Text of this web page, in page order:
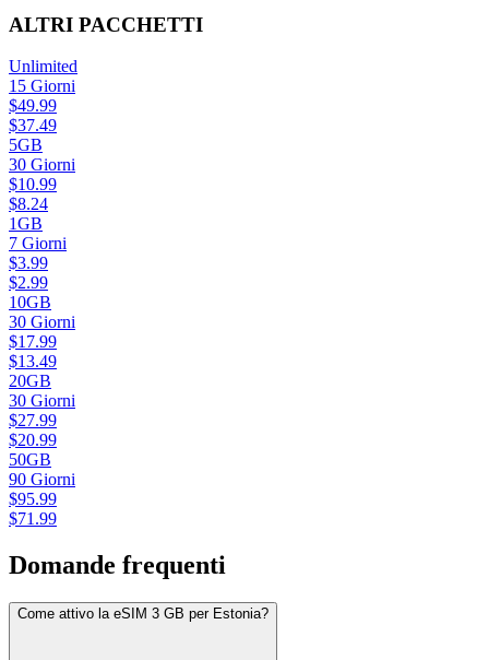
ALTRI PACCHETTI
Unlimited
15 Giorni
$49.99
$37.49
5GB
30 Giorni
$10.99
$8.24
1GB
7 Giorni
$3.99
$2.99
10GB
30 Giorni
$17.99
$13.49
20GB
30 Giorni
$27.99
$20.99
50GB
90 Giorni
$95.99
$71.99
Domande frequenti
Come attivo la eSIM 3 GB per Estonia?